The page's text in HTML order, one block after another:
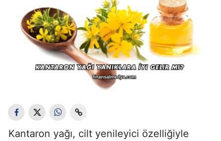
Kantaron yağı, cilt yenileyici özelliğiyle